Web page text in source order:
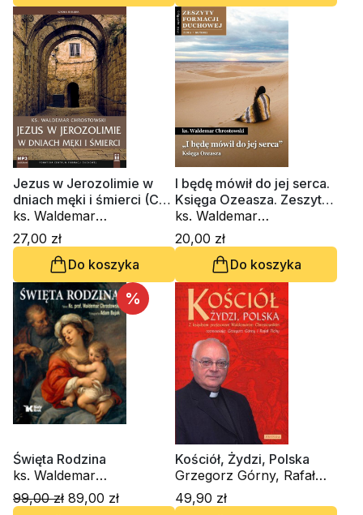
Jezus w Jerozolimie w
dniach męki i śmierci (CD
-audiobook)
ks. Waldemar
Chrostowski
27,00 zł
Do koszyka
I będę mówił do jej serca.
Księga Ozeasza. Zeszyt
Formacji Duchowej nr 90
ks. Waldemar
Chrostowski
20,00 zł
Do koszyka
%
Święta Rodzina
ks. Waldemar
Chrostowski, Adam Bujak
99,00 zł 89,00 zł
Kościół, Żydzi, Polska
Grzegorz Górny, Rafał
Tichy, ks. Waldemar
Chrostowski
49,90 zł